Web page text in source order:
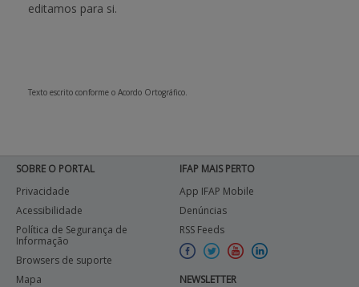
APOIO AO BENEFICIÁRIO
editamos para si.
Texto escrito conforme o Acordo Ortográfico.
SOBRE O PORTAL
Privacidade
Acessibilidade
Política de Segurança de
Informação
Browsers de suporte
Mapa
IFAP MAIS PERTO
App IFAP Mobile
Denúncias
RSS Feeds
NEWSLETTER